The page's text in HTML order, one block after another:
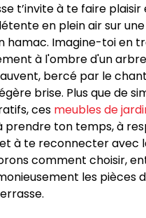
t’invite à te faire plaisir
en plein air sur une
hamac. Imagine-toi en
à l'ombre d'un
bercé par le
brise. Plus que de
ces meubles de
prendre ton temps, à
à te reconnecter avec
comment choisir,
les pièces